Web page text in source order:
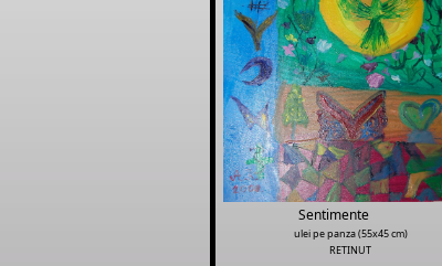
Sentimente
ulei pe panza (55x45 cm)
RETINUT